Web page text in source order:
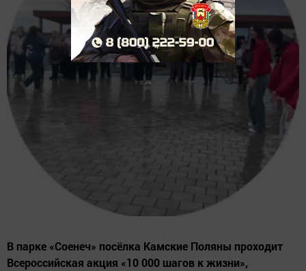
В парке «Соенеч» посёлка Камские Поляны проходит
Всероссийская акция «10 000 шагов к жизни»,